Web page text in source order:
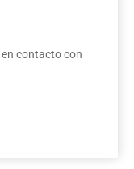
contacto con